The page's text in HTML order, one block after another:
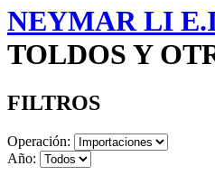
NEYMAR LI
TOLDOS Y
FILTROS
Operación:
Año: